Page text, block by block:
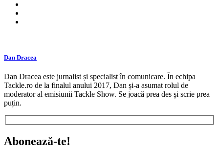
Dan Dracea
Dan Dracea este jurnalist și specialist în comunicare. În echipa
Tackle.ro de la finalul anului 2017, Dan și-a asumat rolul de
moderator al emisiunii Tackle Show. Se joacă prea des și scrie prea
puțin.
Abonează-te!